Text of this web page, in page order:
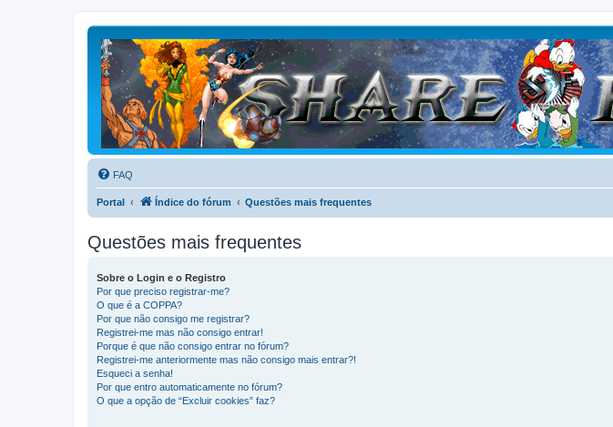
FAQ
Portal Índice do fórum Questões mais frequentes
Questões mais frequentes
Sobre o Login e o Registro
Por que preciso registrar-me?
O que é a COPPA?
Por que não consigo me registrar?
Registrei-me mas não consigo entrar!
Porque é que não consigo entrar no fórum?
Registrei-me anteriormente mas não consigo mais entrar?!
Esqueci a senha!
Por que entro automaticamente no fórum?
O que a opção de “Excluir cookies” faz?